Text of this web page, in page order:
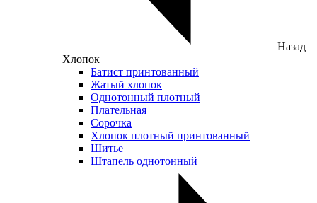
Назад
Хлопок
Батист принтованный
Жатый хлопок
Однотонный плотный
Плательная
Сорочка
Хлопок плотный принтованный
Шитье
Штапель однотонный